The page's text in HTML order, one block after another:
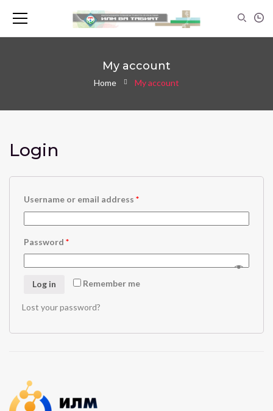
My account
Home My account
Login
Username or email address *
Password *
Remember me
Log in
Lost your password?